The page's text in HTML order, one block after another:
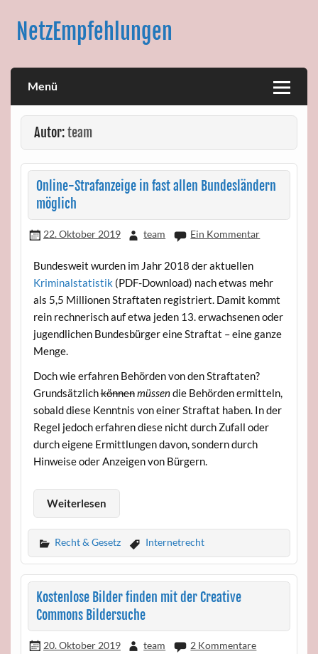
NetzEmpfehlungen
Menü
Autor:team
Online-Strafanzeige in fast allen Bundesländern
möglich
22. Oktober 2019 team Ein Kommentar
Bundesweit wurden im Jahr 2018 der aktuellen
Kriminalstatistik (PDF-Download) nach etwas mehr
als 5,5 Millionen Straftaten registriert. Damit kommt
rein rechnerisch auf etwa jeden 13. erwachsenen oder
jugendlichen Bundesbürger eine Straftat – eine ganze
Menge.
Doch wie erfahren Behörden von den Straftaten?
Grundsätzlichkönnenmüssendie Behörden ermitteln,
sobald diese Kenntnis von einer Straftat haben. In der
Regel jedoch erfahren diese nicht durch Zufall oder
durch eigene Ermittlungen davon, sondern durch
Hinweise oder Anzeigen von Bürgern.
Weiterlesen
Recht & Gesetz Internetrecht
Kostenlose Bilder finden mit der Creative
Commons Bildersuche
20. Oktober 2019 team 2 Kommentare